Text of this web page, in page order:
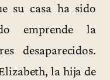
su casa ha sido
emprende la
desaparecidos.
la hija de